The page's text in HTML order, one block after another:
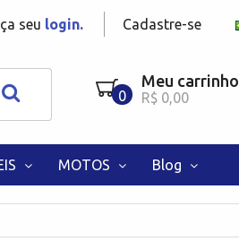
seu login. Cadastre-se
0
Meu carrinho
R$ 0,00
MOTOS Blog